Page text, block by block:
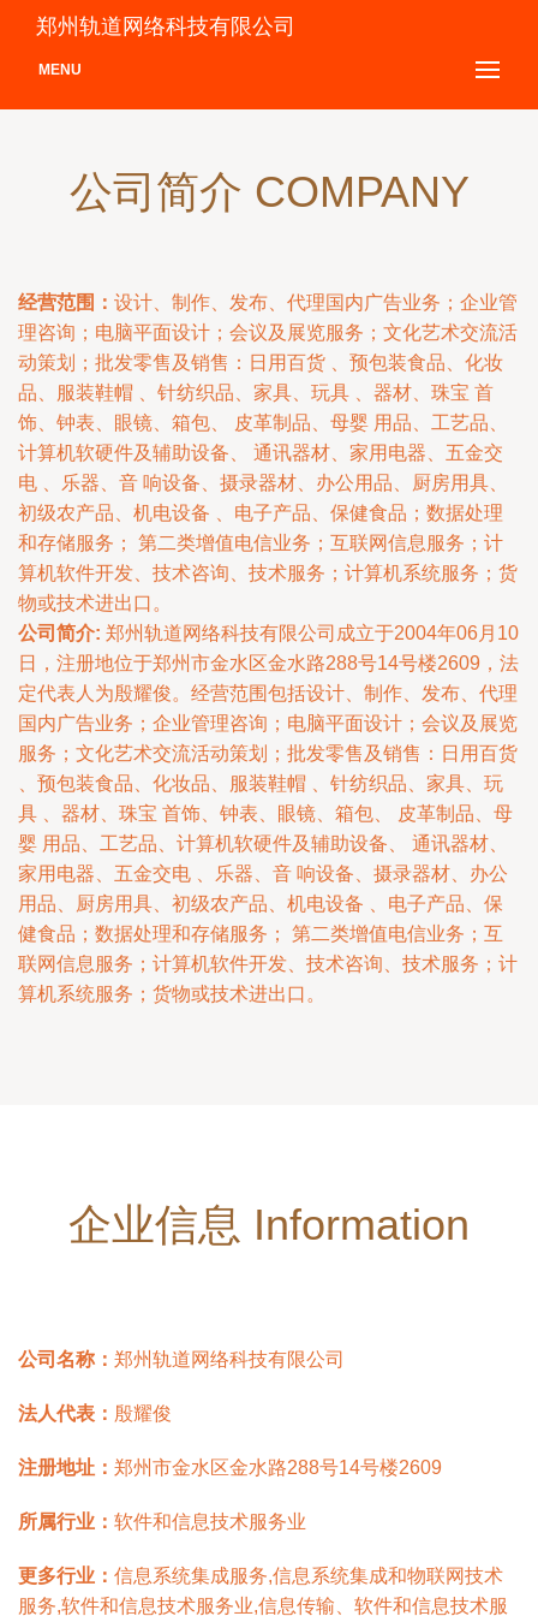
郑州轨道网络科技有限公司
MENU
公司简介 COMPANY
经营范围： 设计、制作、发布、代理国内广告业务；企业管
理咨询；电脑平面设计；会议及展览服务；文化艺术交流活
动策划；批发零售及销售：日用百货 、预包装食品、化妆
品、服装鞋帽 、针纺织品、家具、玩具 、器材、珠宝 首
饰、钟表、眼镜、箱包、 皮革制品、母婴 用品、工艺品、
计算机软硬件及辅助设备、 通讯器材、家用电器、五金交
电 、乐器、音 响设备、摄录器材、办公用品、厨房用具、
初级农产品、机电设备 、电子产品、保健食品；数据处理
和存储服务； 第二类增值电信业务；互联网信息服务；计
算机软件开发、技术咨询、技术服务；计算机系统服务；货
物或技术进出口。
公司简介: 郑州轨道网络科技有限公司成立于2004年06月10
日，注册地位于郑州市金水区金水路288号14号楼2609，法
定代表人为殷耀俊。经营范围包括设计、制作、发布、代理
国内广告业务；企业管理咨询；电脑平面设计；会议及展览
服务；文化艺术交流活动策划；批发零售及销售：日用百货
、预包装食品、化妆品、服装鞋帽 、针纺织品、家具、玩
具 、器材、珠宝 首饰、钟表、眼镜、箱包、 皮革制品、母
婴 用品、工艺品、计算机软硬件及辅助设备、 通讯器材、
家用电器、五金交电 、乐器、音 响设备、摄录器材、办公
用品、厨房用具、初级农产品、机电设备 、电子产品、保
健食品；数据处理和存储服务； 第二类增值电信业务；互
联网信息服务；计算机软件开发、技术咨询、技术服务；计
算机系统服务；货物或技术进出口。
企业信息 Information
公司名称： 郑州轨道网络科技有限公司
法人代表： 殷耀俊
注册地址： 郑州市金水区金水路288号14号楼2609
所属行业： 软件和信息技术服务业
更多行业： 信息系统集成服务,信息系统集成和物联网技术
服务,软件和信息技术服务业,信息传输、软件和信息技术服